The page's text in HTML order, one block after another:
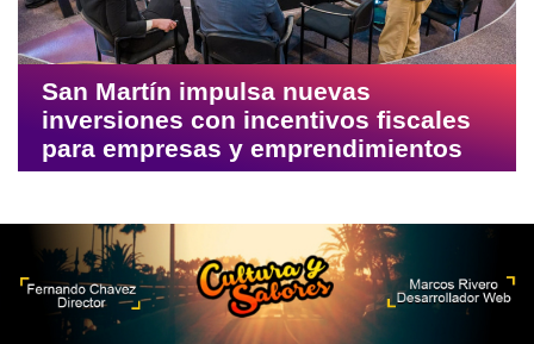
San Martín impulsa nuevas
inversiones con incentivos fiscales
para empresas y emprendimientos